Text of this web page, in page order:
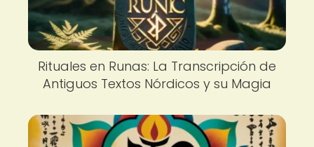
Rituales en Runas: La Transcripción de
Antiguos Textos Nórdicos y su Magia